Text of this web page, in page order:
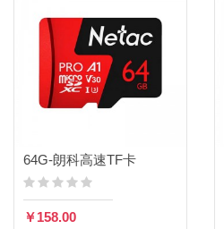
64G-朗科高速TF卡
￥158.00